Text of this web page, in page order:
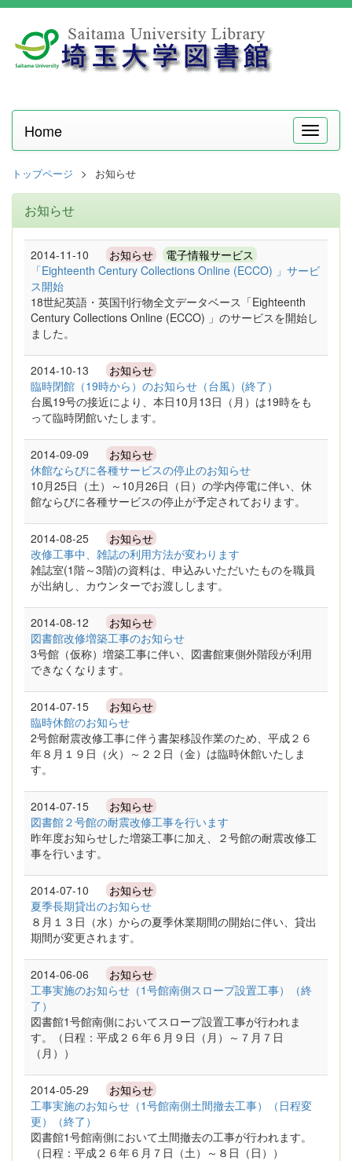
メ
ニ
Home
トップページ お知らせ
お知らせ
2014-11-10 お知らせ 電子情報サービス
「Eighteenth Century Collections Online (ECCO) 」サービ
ス開始
18世紀英語・英国刊行物全文データベース「Eighteenth
Century Collections Online (ECCO) 」のサービスを開始し
ました。
2014-10-13 お知らせ
臨時閉館（19時から）のお知らせ（台風）(終了）
台風19号の接近により、本日10月13日（月）は19時をも
って臨時閉館いたします。
2014-09-09 お知らせ
休館ならびに各種サービスの停止のお知らせ
10月25日（土）～10月26日（日）の学内停電に伴い、休
館ならびに各種サービスの停止が予定されております。
2014-08-25 お知らせ
改修工事中、雑誌の利用方法が変わります
雑誌室(1階～3階)の資料は、申込みいただいたものを職員
が出納し、カウンターでお渡しします。
2014-08-12 お知らせ
図書館改修増築工事のお知らせ
3号館（仮称）増築工事に伴い、図書館東側外階段が利用
できなくなります。
2014-07-15 お知らせ
臨時休館のお知らせ
2号館耐震改修工事に伴う書架移設作業のため、平成２６
年８月１９日（火）～２２日（金）は臨時休館いたしま
す。
2014-07-15 お知らせ
図書館２号館の耐震改修工事を行います
昨年度お知らせした増築工事に加え、２号館の耐震改修工
事を行います。
2014-07-10 お知らせ
夏季長期貸出のお知らせ
８月１３日（水）からの夏季休業期間の開始に伴い、貸出
期間が変更されます。
2014-06-06 お知らせ
工事実施のお知らせ（1号館南側スロープ設置工事）（終
了）
図書館1号館南側においてスロープ設置工事が行われま
す。（日程：平成２６年６月９日（月）～７月７日
（月））
2014-05-29 お知らせ
工事実施のお知らせ（1号館南側土間撤去工事）（日程変
更）（終了）
図書館1号館南側において土間撤去の工事が行われます。
（日程：平成２６年６月７日（土）～８日（日））